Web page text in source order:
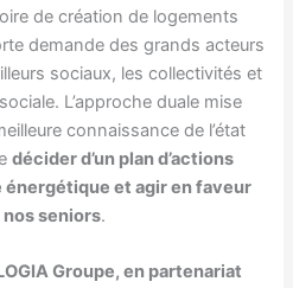
de création de logements
demande des grands acteurs
sociaux, les collectivités et
L’approche duale mise
connaissance de l’état
décider d’un plan d’actions
et agir en faveur
seniors.
Groupe, en partenariat